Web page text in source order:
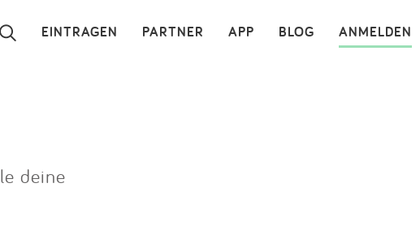
ANMELDEN
BLOG
APP
PARTNER
EINTRAGEN ×
deine